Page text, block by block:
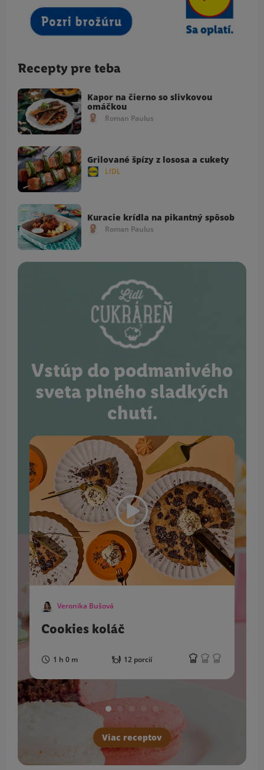
Recepty pre teba
Kapor na čierno so slivkovou
omáčkou
Roman Paulus
Grilované špízy z lososa a cukety
LIDL
Kuracie krídla na pikantný spôsob
Roman Paulus
Vstúp do podmanivého
sveta plného sladkých
chutí.
Veronika Bušová
Cookies koláč
1 h 0 m 12 porcií
Viac receptov